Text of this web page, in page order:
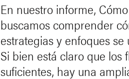
En nuestro informe,
buscamos comprender
estrategias y enfoques
Si bien está claro que los
suficientes, hay una